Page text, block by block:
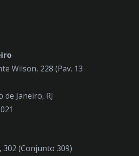
Wilson, 228 (Pav. 13
de Janeiro, RJ
302 (Conjunto 309)